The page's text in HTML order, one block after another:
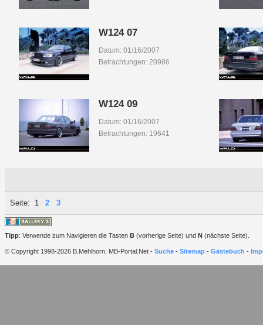
W124 07
Datum: 01/16/2007
Betrachtungen: 20986
W124 09
Datum: 01/16/2007
Betrachtungen: 19641
Seite: 1 2 3
Tipp: Verwende zum Navigieren die Tasten B (vorherige Seite) und N (nächste Seite).
© Copyright 1998-2026 B.Mehlhorn, MB-Portal.Net - Suche - Sitemap - Gästebuch -